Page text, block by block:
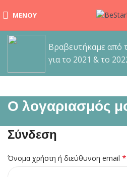
ΜΕΝΟΎ
Βραβευτήκαμε από
για το 2021 & το
Ο λογαριασμός
Σύνδεση
Όνομα χρήστη ή διεύθυνση email *
ΑΠΟΣΤΟΛΕΣ | Σε χρόνο μηδέν
και δωρεάν μεταφορικά για